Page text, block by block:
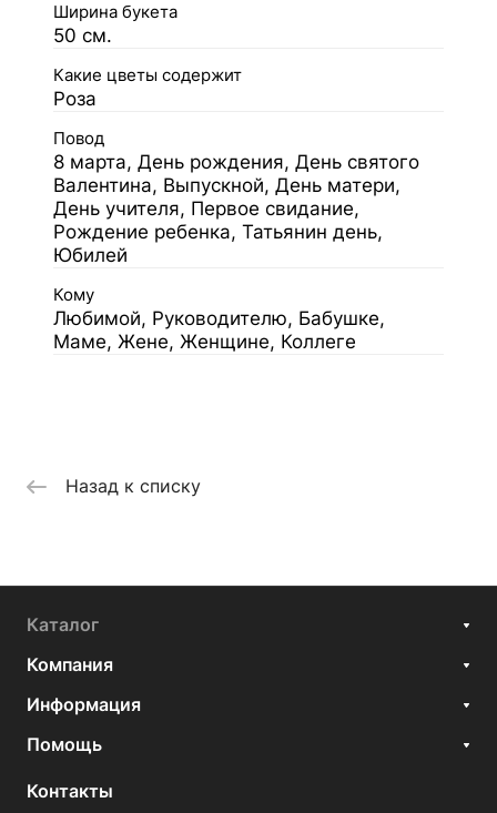
Ширина букета
50 см.
Какие цветы содержит
Роза
Повод
8 марта, День рождения, День святого
Валентина, Выпускной, День матери,
День учителя, Первое свидание,
Рождение ребенка, Татьянин день,
Юбилей
Кому
Любимой, Руководителю, Бабушке,
Маме, Жене, Женщине, Коллеге
Назад к списку
Каталог
Компания
Информация
Помощь
Контакты